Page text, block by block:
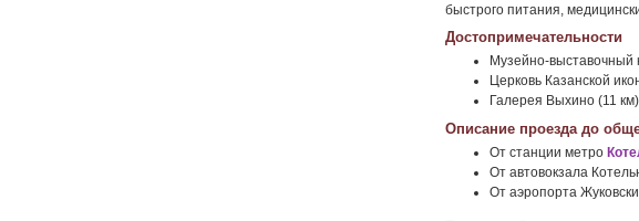
быстрого питания,
Достопримечательности
Музейно-выставочный
Церковь Казанской
Галерея Выхино (11
Описание проезда до
От станции метро
От автовокзала
От аэропорта